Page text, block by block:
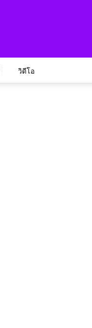
วิดีโอ